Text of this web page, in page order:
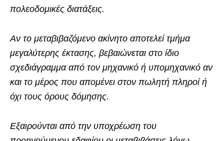
πολεοδομικές διατάξεις.
Αν το μεταβιβαζόμενο ακίνητο αποτελεί τμήμα
μεγαλύτερης έκτασης, βεβαιώνεται στο ίδιο
σχεδιάγραμμα από τον μηχανικό ή υπομηχανικό αν
και το μέρος που απομένει στον πωλητή πληροί ή
όχι τους όρους δόμησης.
Εξαιρούνται από την υποχρέωση του